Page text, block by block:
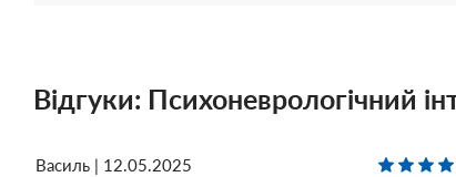
Відгуки: Психоневрологічний
Василь | 12.05.2025